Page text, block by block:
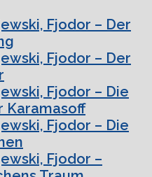
Fjodor – Der
Fjodor – Der
Fjodor – Die
Karamasoff
Fjodor – Die
Fjodor –